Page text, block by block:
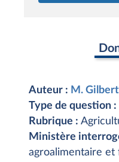
Auteur : M.
Type de question :
Rubrique :
Ministère
agroalimentaire et